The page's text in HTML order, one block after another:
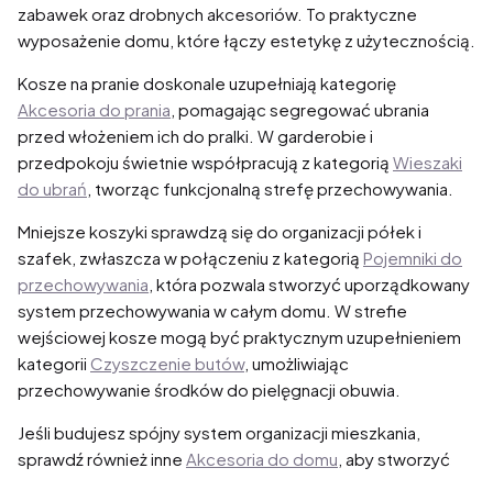
zabawek oraz drobnych akcesoriów. To praktyczne
wyposażenie domu, które łączy estetykę z użytecznością.
Kosze na pranie doskonale uzupełniają kategorię
Akcesoria do prania , pomagając segregować ubrania
przed włożeniem ich do pralki. W garderobie i
przedpokoju świetnie współpracują z kategorią Wieszaki
do ubrań , tworząc funkcjonalną strefę przechowywania.
Mniejsze koszyki sprawdzą się do organizacji półek i
szafek, zwłaszcza w połączeniu z kategorią Pojemniki do
przechowywania , która pozwala stworzyć uporządkowany
system przechowywania w całym domu. W strefie
wejściowej kosze mogą być praktycznym uzupełnieniem
kategorii Czyszczenie butów, umożliwiając
przechowywanie środków do pielęgnacji obuwia.
Jeśli budujesz spójny system organizacji mieszkania,
sprawdź również inne Akcesoria do domu , aby stworzyć